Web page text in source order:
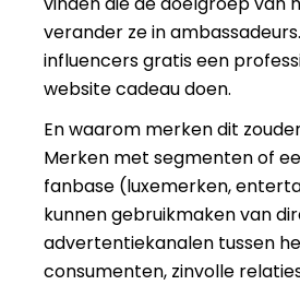
verander ze in
influencers gratis een
website cadeau doen.
En waarom merken dit
Merken met segmenten of
fanbase (luxemerken,
kunnen gebruikmaken van
advertentiekanalen tussen
consumenten, zinvolle